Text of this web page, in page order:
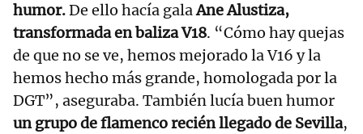
humor.De ello hacía galaAne Alustiza,
transformada en baliza V18. “Cómo hay quejas
de que no se ve, hemos mejorado la V16 y la
hemos hecho más grande, homologada por la
DGT”, aseguraba. También lucía buen humor
un grupo de flamenco recién llegado de Sevilla,